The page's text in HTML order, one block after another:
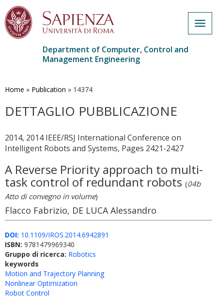
main
Department of Computer, Control and
Management Engineering
Home » Publication » 14374
DETTAGLIO PUBBLICAZIONE
2014, 2014 IEEE/RSJ International Conference on
Intelligent Robots and Systems, Pages 2421-2427
A Reverse Priority approach to multi-
task control of redundant robots (04b
Atto di convegno in volume)
Flacco Fabrizio, DE LUCA Alessandro
DOI: 10.1109/IROS.2014.6942891
ISBN: 9781479969340
Gruppo di ricerca: Robotics
keywords
Motion and Trajectory Planning
Nonlinear Optimization
Robot Control